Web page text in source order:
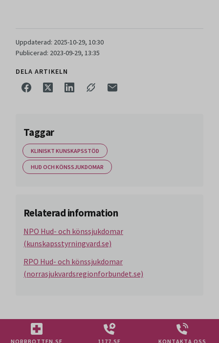
Uppdaterad: 2025-10-29, 10:30
Publicerad: 2023-09-29, 13:35
DELA ARTIKELN
Taggar
KLINISKT KUNSKAPSSTÖD
HUD OCH KÖNSSJUKDOMAR
Relaterad information
NPO Hud- och könssjukdomar
(kunskapsstyrningvard.se)
RPO Hud- och könssjukdomar
(norrasjukvardsregionforbundet.se)
NORRBOTTEN.SE 1177.SE KONTAKTA OSS